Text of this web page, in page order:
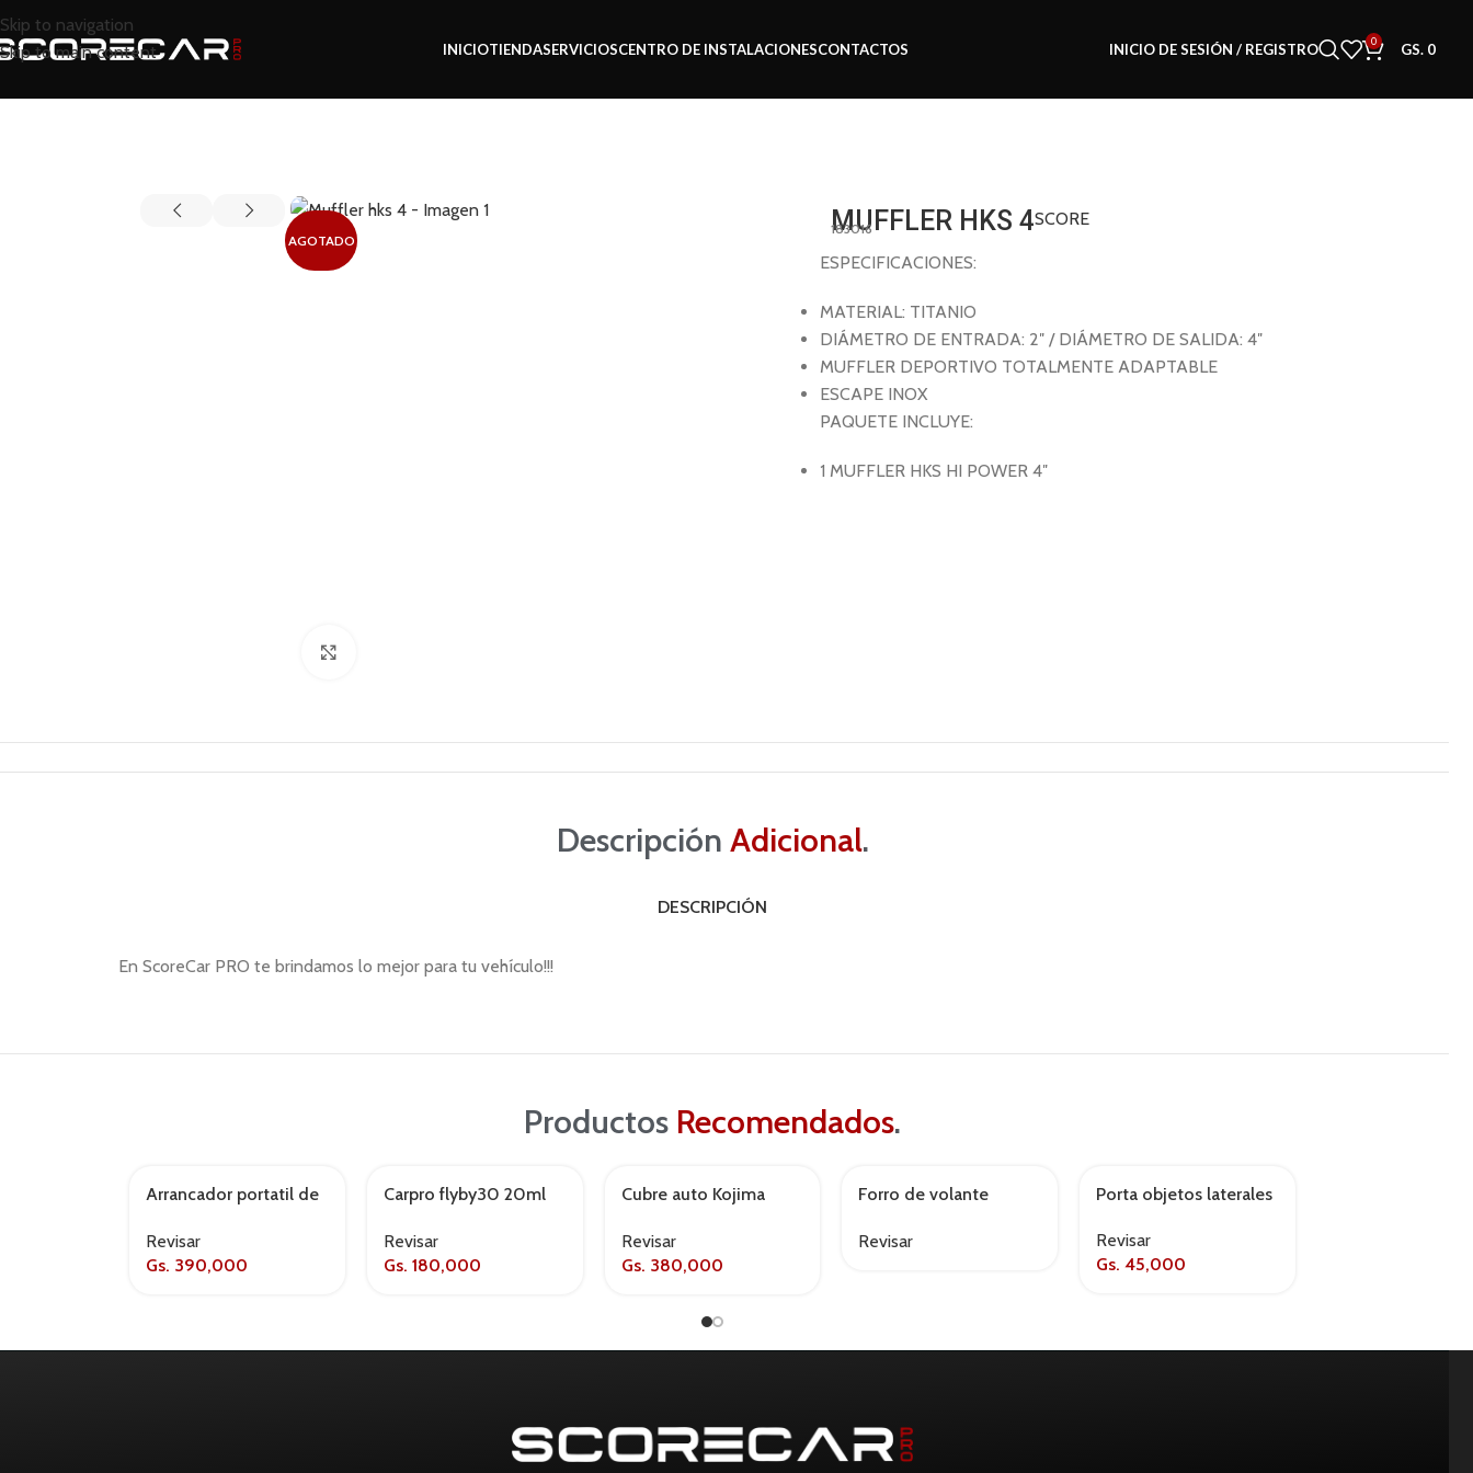
Skip to navigation
Skip to main content
INICIOTIENDASERVICIOSCENTRO DE INSTALACIONESCONTACTOS INICIO DE SESIÓN / REGISTRO 0 GS. 0
AGOTADO
MUFFLER HKS 4SCORE
183016
ESPECIFICACIONES:
MATERIAL: TITANIO
DIÁMETRO DE ENTRADA: 2″ / DIÁMETRO DE SALIDA: 4″
MUFFLER DEPORTIVO TOTALMENTE ADAPTABLE
ESCAPE INOX
PAQUETE INCLUYE:
1 MUFFLER HKS HI POWER 4″
Descripción Adicional.
DESCRIPCIÓN
En ScoreCar PRO te brindamos lo mejor para tu vehículo!!!
Productos Recomendados.
Arrancador portatil de
Revisar
Gs. 390,000
AGOTADO
Carpro flyby30 20ml
Revisar
Gs. 180,000
Cubre auto Kojima
Revisar
Gs. 380,000
AGOTADO
Forro de volante
negro/azul
Revisar
Porta objetos laterales
Revisar
Gs. 45,000